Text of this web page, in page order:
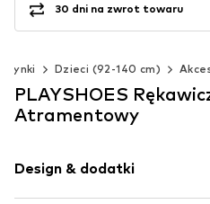
30 dni na zwrot towaru
Dzieci (92-140 cm)
PLAYSHOES
Atramentowy
Design & dodatki